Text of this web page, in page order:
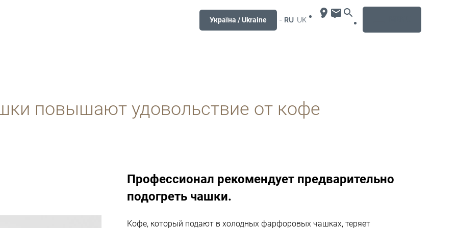
Україна / Ukraine - RU UK
повышают удовольствие от кофе
Профессионал рекомендует предварительно
подогреть чашки.
Кофе, который подают в холодных фарфоровых чашках, теряет